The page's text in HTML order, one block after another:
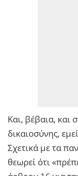
Και, βέβαια, και
δικαιοσύνης,
Σχετικά με τα
θεωρεί ότι